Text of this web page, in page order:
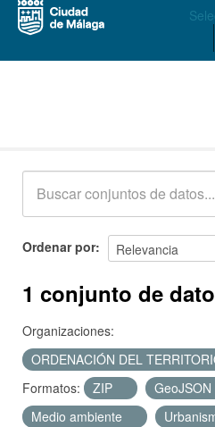
Acerca de
Ordenar por
1 conjunto de
Organizaciones:
ORDENACIÓN DEL
Formatos:
ZIP GeoJSON
Medio ambiente